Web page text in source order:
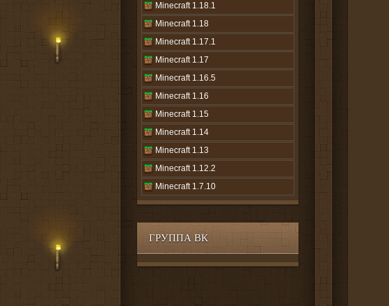
Minecraft 1.18.1
Minecraft 1.18
Minecraft 1.17.1
Minecraft 1.17
Minecraft 1.16.5
Minecraft 1.16
Minecraft 1.15
Minecraft 1.14
Minecraft 1.13
Minecraft 1.12.2
Minecraft 1.7.10
ГРУППА ВК